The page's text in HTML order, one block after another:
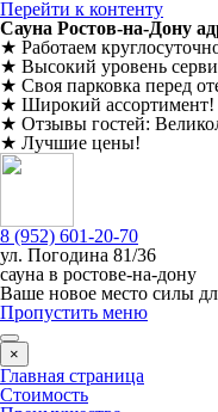
Перейти к контенту
Сауна Ростов-на-Дону
★ Работаем
★ Высокий уровень
★ Своя парковка перед
★ Широкий ассортимент!
★ Отзывы гостей:
★ Лучшие цены!
8 (952) 601-20-70
ул. ​ Погодина 81/36
сауна в ростове-на-дону
Ваше новое место силы
Пропустить меню
×
Главная страница
Стоимость